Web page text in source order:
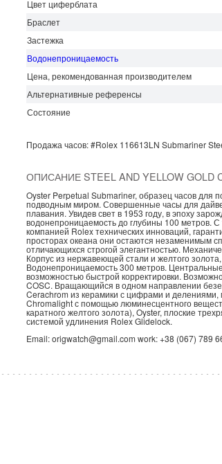
Цвет циферблата
Браслет
Застежка
Водонепроницаемость
Цена, рекомендованная производителем
Альтернативные референсы
Состояние
Продажа часов:#Rolex 116613LN Submariner
ОПИСАНИЕ STEEL AND YELLOW GOLD
Oyster Perpetual Submariner, образец часов для
подводным миром. Совершенные часы для
плавания. Увидев свет в 1953 году, в эпоху
водонепроницаемость до глубины 100 метров.
компанией Rolex технических инноваций,
просторах океана они остаются незаменимым
отличающихся строгой элегантностью.
Корпус из нержавеющей стали и желтого
Водонепроницаемость 300 метров.
возможностью быстрой корректировки.
COSC. Вращающийся в одном направлении
Cerachrom из керамики с цифрами и
Chromalight с помощью люминесцентного
каратного желтого золота), Oyster, плоские
системой удлинения Rolex Glidelock.
Email: origwatch@gmail.com work: +38 (067) 789